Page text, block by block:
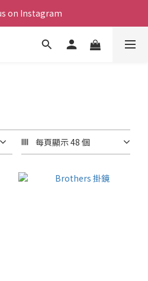
on Instagram
每頁顯示 48 個